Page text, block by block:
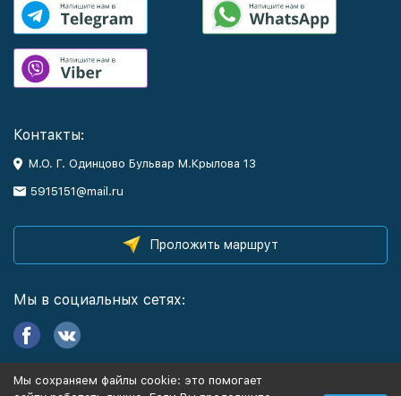
Контакты:
М.О. Г. Одинцово Бульвар М.Крылова 13
5915151@mail.ru
Проложить маршрут
Мы в социальных сетях:
Мы сохраняем файлы cookie: это помогает